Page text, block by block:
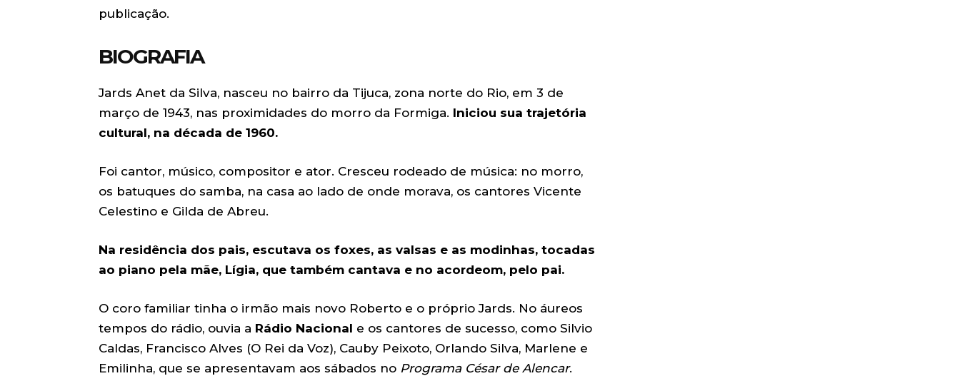
publicação.
BIOGRAFIA
Jards Anet da Silva, nasceu no bairro da Tijuca, zona norte do Rio, em 3 de
março de 1943, nas proximidades do morro da Formiga. Iniciou sua trajetória
cultural, na década de 1960.
Foi cantor, músico, compositor e ator. Cresceu rodeado de música: no morro,
os batuques do samba, na casa ao lado de onde morava, os cantores Vicente
Celestino e Gilda de Abreu.
Na residência dos pais, escutava os foxes, as valsas e as modinhas, tocadas
ao piano pela mãe, Lígia, que também cantava e no acordeom, pelo pai.
O coro familiar tinha o irmão mais novo Roberto e o próprio Jards. No áureos
tempos do rádio, ouvia a Rádio Nacional e os cantores de sucesso, como Silvio
Caldas, Francisco Alves (O Rei da Voz), Cauby Peixoto, Orlando Silva, Marlene e
Emilinha, que se apresentavam aos sábados no Programa César de Alencar.